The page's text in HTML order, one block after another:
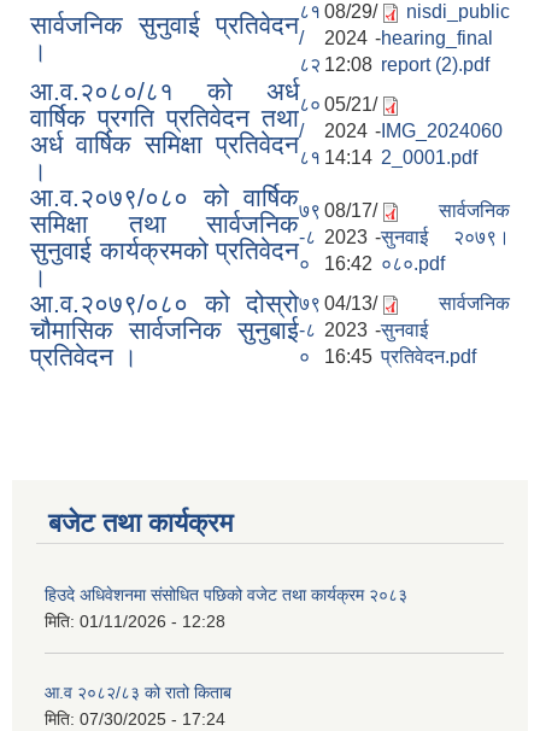
सार्वजनिक सुनुवाई प्रतिवेदन
।
८१
/
८२
08/29/
2024 -
12:08
nisdi_public
hearing_final
report (2).pdf
आ.व.२०८०/८१ को अर्ध
वार्षिक प्रगति प्रतिवेदन तथा
अर्ध वार्षिक समिक्षा प्रतिवेदन
।
८०
/
८१
05/21/
2024 -
14:14
IMG_2024060
2_0001.pdf
आ.व.२०७९/०८० को वार्षिक
समिक्षा तथा सार्वजनिक
सुनुवाई कार्यक्रमको प्रतिवेदन
।
७९
-८
०
08/17/
2023 -
16:42
सार्वजनिक
सुनवाई २०७९।
०८०.pdf
आ.व.२०७९/०८० को दोस्रो
चौमासिक सार्वजनिक सुनुबाई
प्रतिवेदन ।
७९
-८
०
04/13/
2023 -
16:45
सार्वजनिक
सुनवाई
प्रतिवेदन.pdf
बजेट तथा कार्यक्रम
हिउदे अधिवेशनमा संसोधित पछिको वजेट तथा कार्यक्रम २०८३
मिति: 01/11/2026 - 12:28
आ.व २०८२/८३ को रातो किताब
मिति: 07/30/2025 - 17:24